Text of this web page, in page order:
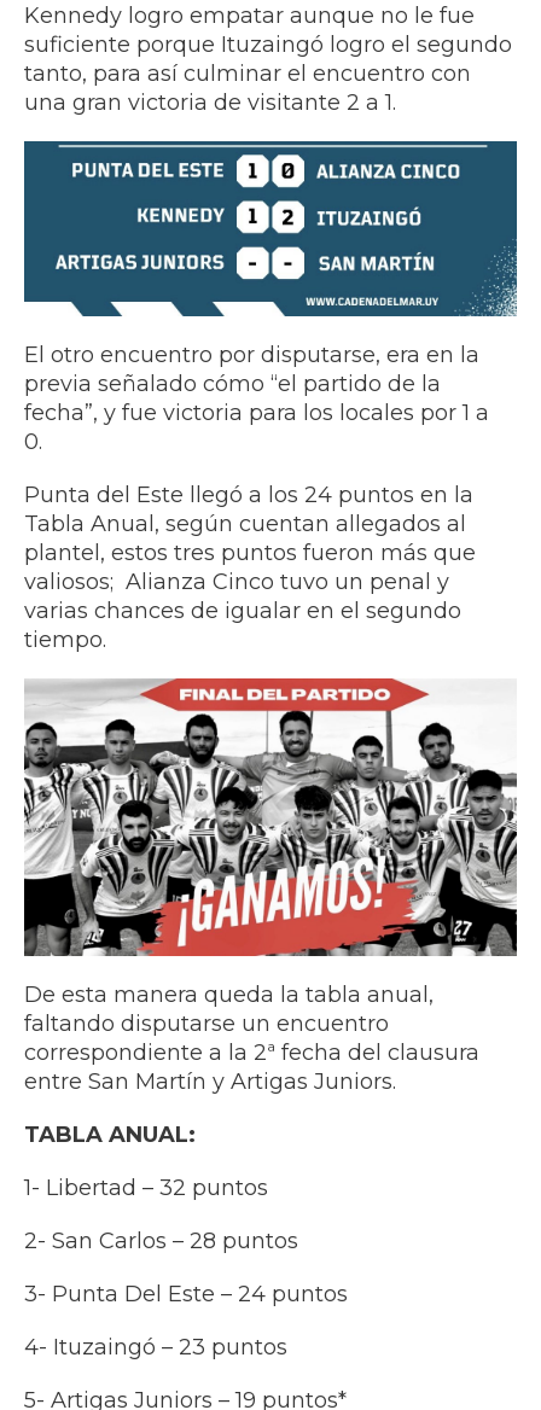
Kennedy logro empatar aunque no le fue
suficiente porque Ituzaingó logro el segundo
tanto, para así culminar el encuentro con
una gran victoria de visitante 2 a 1.
El otro encuentro por disputarse, era en la
previa señalado cómo “el partido de la
fecha”, y fue victoria para los locales por 1 a
0.
Punta del Este llegó a los 24 puntos en la
Tabla Anual, según cuentan allegados al
plantel, estos tres puntos fueron más que
valiosos; Alianza Cinco tuvo un penal y
varias chances de igualar en el segundo
tiempo.
De esta manera queda la tabla anual,
faltando disputarse un encuentro
correspondiente a la 2ª fecha del clausura
entre San Martín y Artigas Juniors.
TABLA ANUAL:
1- Libertad – 32 puntos
2- San Carlos – 28 puntos
3- Punta Del Este – 24 puntos
4- Ituzaingó – 23 puntos
5- Artigas Juniors – 19 puntos*